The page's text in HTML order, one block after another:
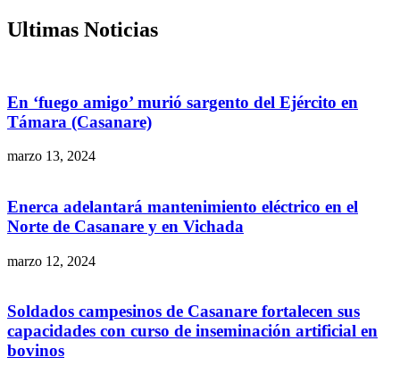
Ultimas Noticias
En ‘fuego amigo’ murió sargento del Ejército en
Támara (Casanare)
marzo 13, 2024
Enerca adelantará mantenimiento eléctrico en el
Norte de Casanare y en Vichada
marzo 12, 2024
Soldados campesinos de Casanare fortalecen sus
capacidades con curso de inseminación artificial en
bovinos